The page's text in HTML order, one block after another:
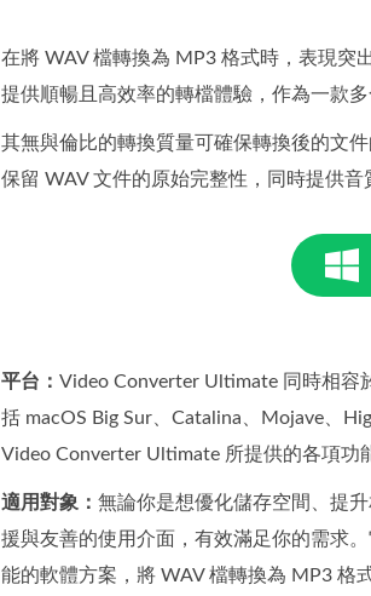
在將 WAV 檔轉換為 MP3 格式時，表現突
提供順暢且高效率的轉檔體驗，作為一款
其無與倫比的轉換質量可確保轉換後的文
保留 WAV 文件的原始完整性，同時提供音
平台： Video Converter Ultimate 同時相容
括 macOS Big Sur、Catalina、Mojave、
Video Converter Ultimate 所提供的各項功
適用對象： 無論你是想優化儲存空間、提
援與友善的使用介面，有效滿足你的需求
能的軟體方案，將 WAV 檔轉換為 MP3 格式